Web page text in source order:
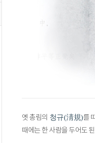
옛 총림의 청규(淸規)를
때에는 한 사람을 두어도